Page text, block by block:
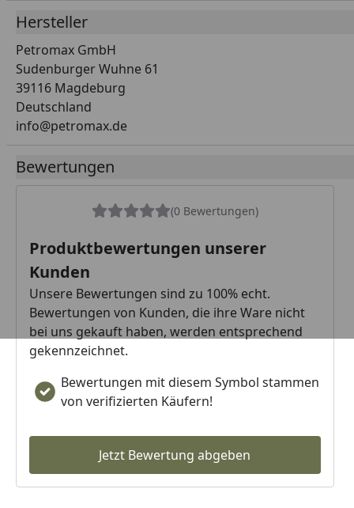
Hersteller
Petromax GmbH
Sudenburger Wuhne 61
39116 Magdeburg
Deutschland
info@petromax.de
Bewertungen
(0 Bewertungen)
Produktbewertungen unserer
Kunden
Unsere Bewertungen sind zu 100% echt.
Bewertungen von Kunden, die ihre Ware nicht
bei uns gekauft haben, werden entsprechend
gekennzeichnet.
Bewertungen mit diesem Symbol stammen
von verifizierten Käufern!
Jetzt Bewertung abgeben